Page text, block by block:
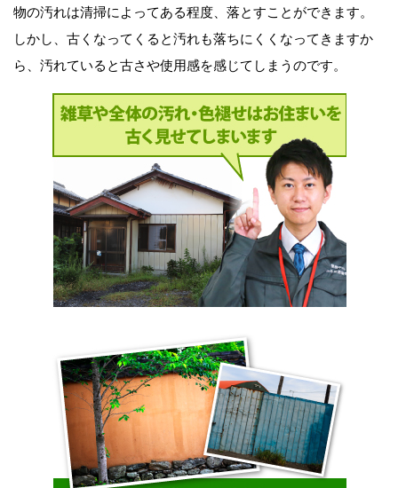
物の汚れは清掃によってある程度、落とすことができます。
しかし、古くなってくると汚れも落ちにくくなってきますか
ら、汚れていると古さや使用感を感じてしまうのです。